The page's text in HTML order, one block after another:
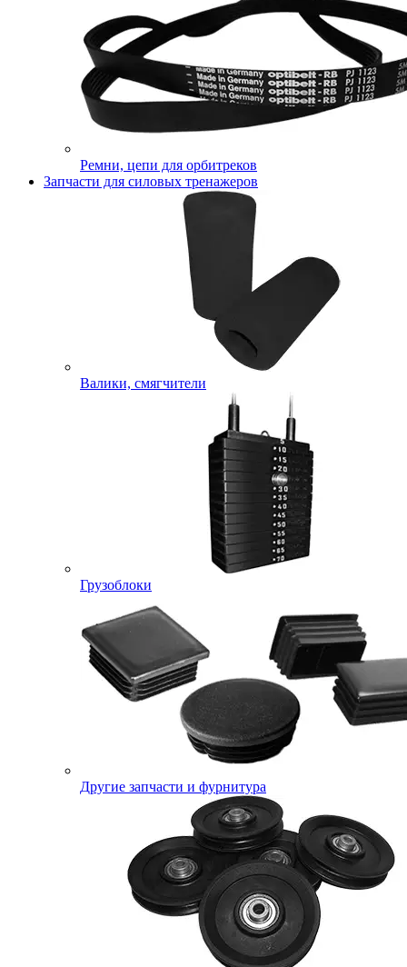
Ремни, цепи для орбитреков
Запчасти для силовых тренажеров
Валики, смягчители
Грузоблоки
Другие запчасти и фурнитура